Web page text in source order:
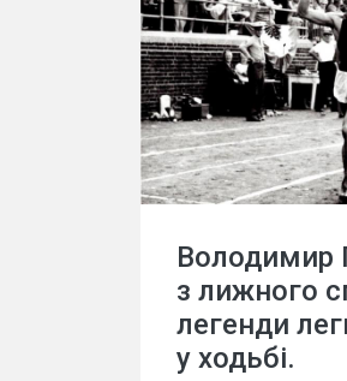
Володимир
з лижного
легенди
у ходьбі.